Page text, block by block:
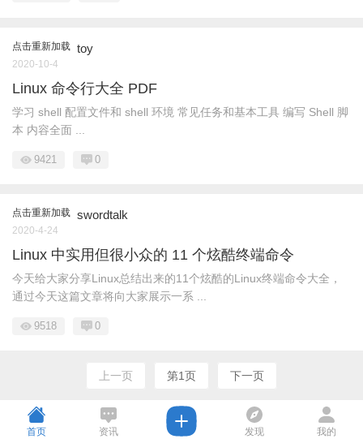
点击重新加载 toy
2020-10-4
Linux 命令行大全 PDF
学习 shell 配置文件和 shell 环境 常见任务和基本工具 编写 Shell 脚
本 内容全面 ...
9421 0
点击重新加载 swordtalk
2020-4-24
Linux 中实用但很小众的 11 个炫酷终端命令
今天给大家分享Linux总结出来的11个炫酷的Linux终端命令大全，
通过今天这篇文章将向大家展示一系 ...
9518 0
上一页 第1页 下一页
首页 资讯 发现 我的